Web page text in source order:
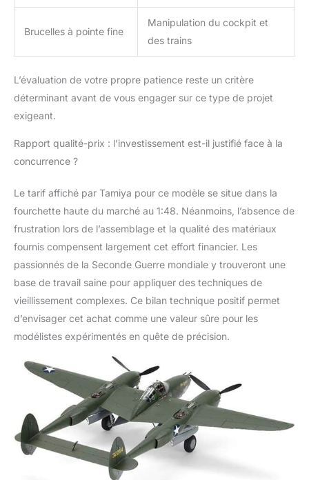
Brucelles à pointe fine
Manipulation du cockpit et
des trains
L’évaluation de votre propre patience reste un critère
déterminant avant de vous engager sur ce type de projet
exigeant.
Rapport qualité-prix : l’investissement est-il justifié face à la
concurrence ?
Le tarif affiché par Tamiya pour ce modèle se situe dans la
fourchette haute du marché au 1:48. Néanmoins, l’absence de
frustration lors de l’assemblage et la qualité des matériaux
fournis compensent largement cet effort financier. Les
passionnés de la Seconde Guerre mondiale y trouveront une
base de travail saine pour appliquer des techniques de
vieillissement complexes. Ce bilan technique positif permet
d’envisager cet achat comme une valeur sûre pour les
modélistes expérimentés en quête de précision.